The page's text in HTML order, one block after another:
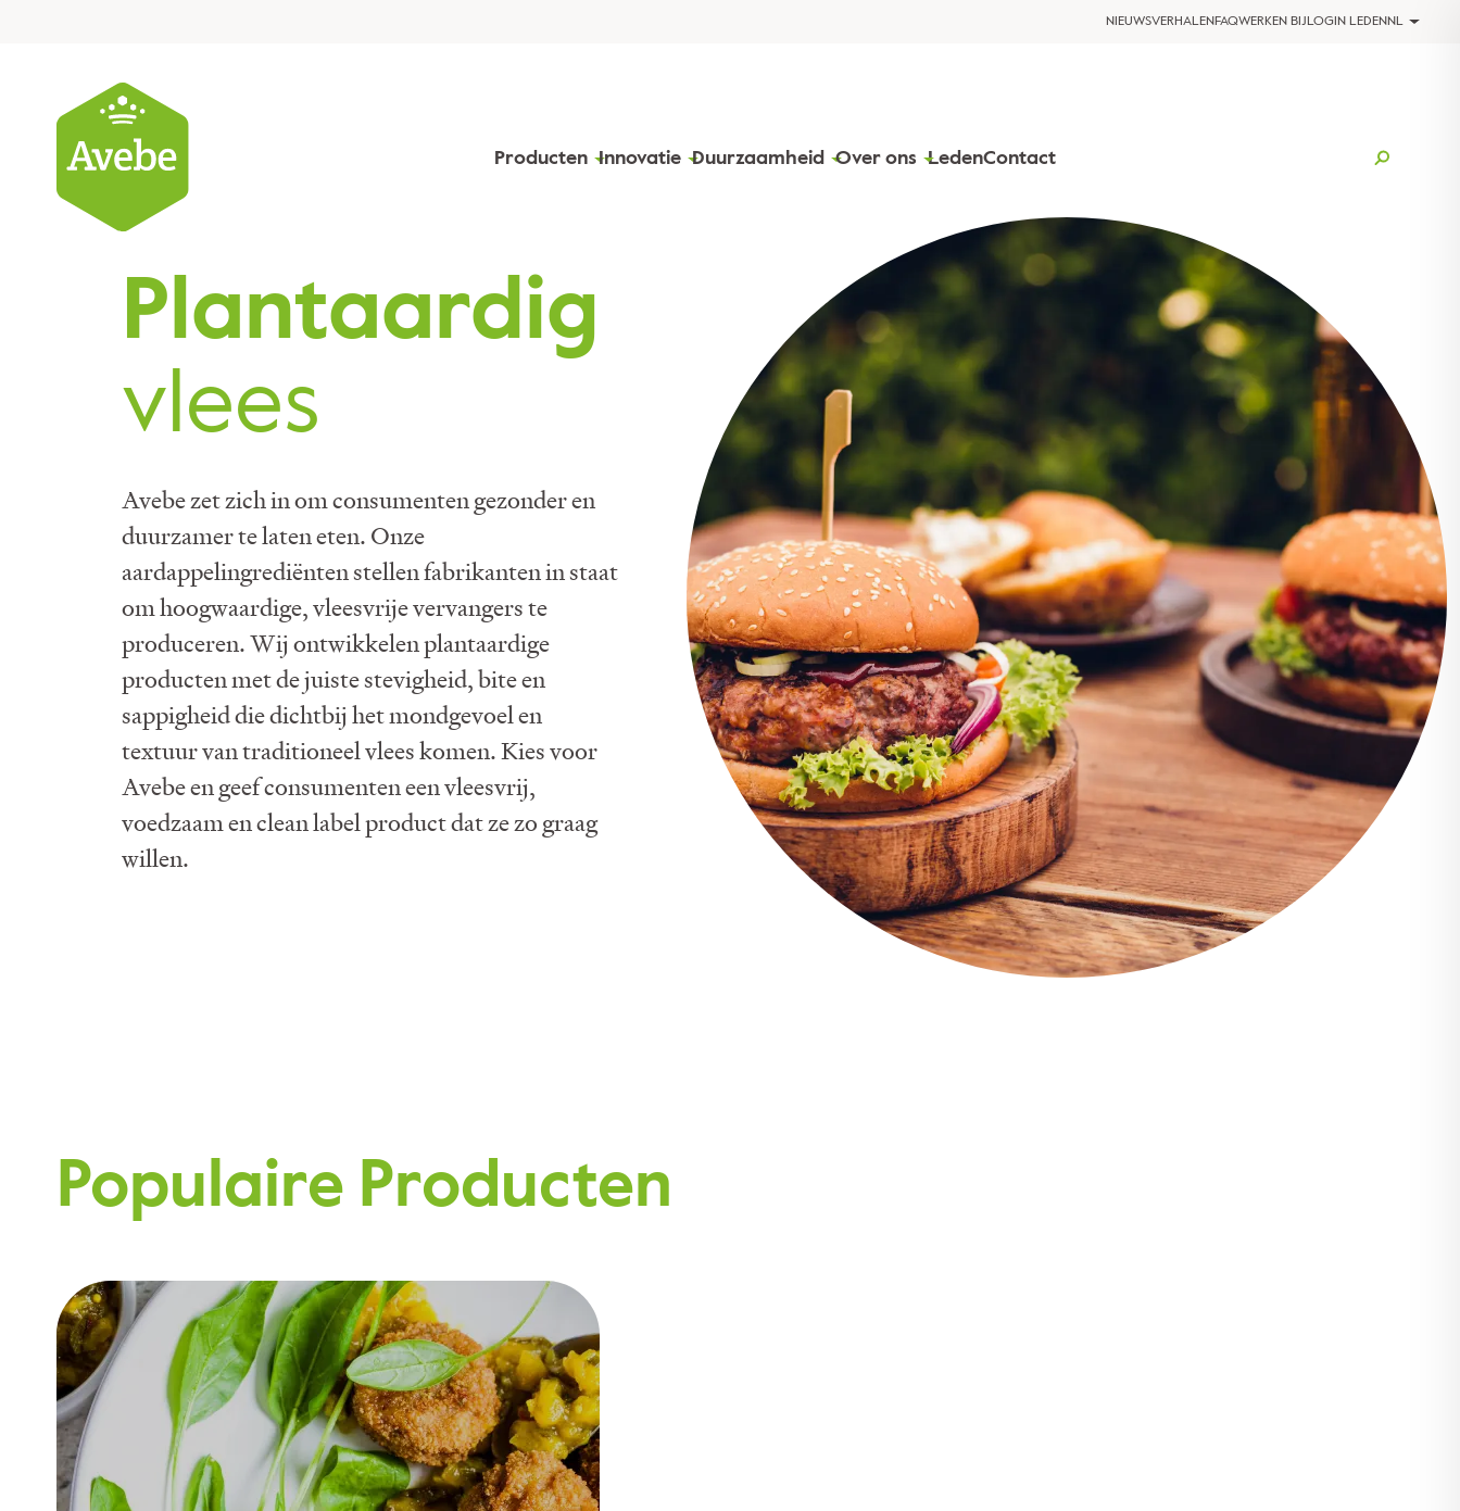
NIEUWSVERHALENFAQWERKEN BIJLOGIN LEDENNL
Producten Innovatie Duurzaamheid Over ons LedenContact
Plantaardig
vlees
Avebe zet zich in om consumenten gezonder en
duurzamer te laten eten. Onze
aardappelingrediënten stellen fabrikanten in staat
om hoogwaardige, vleesvrije vervangers te
produceren. Wij ontwikkelen plantaardige
producten met de juiste stevigheid, bite en
sappigheid die dichtbij het mondgevoel en
textuur van traditioneel vlees komen. Kies voor
Avebe en geef consumenten een vleesvrij,
voedzaam en clean label product dat ze zo graag
willen.
Populaire Producten